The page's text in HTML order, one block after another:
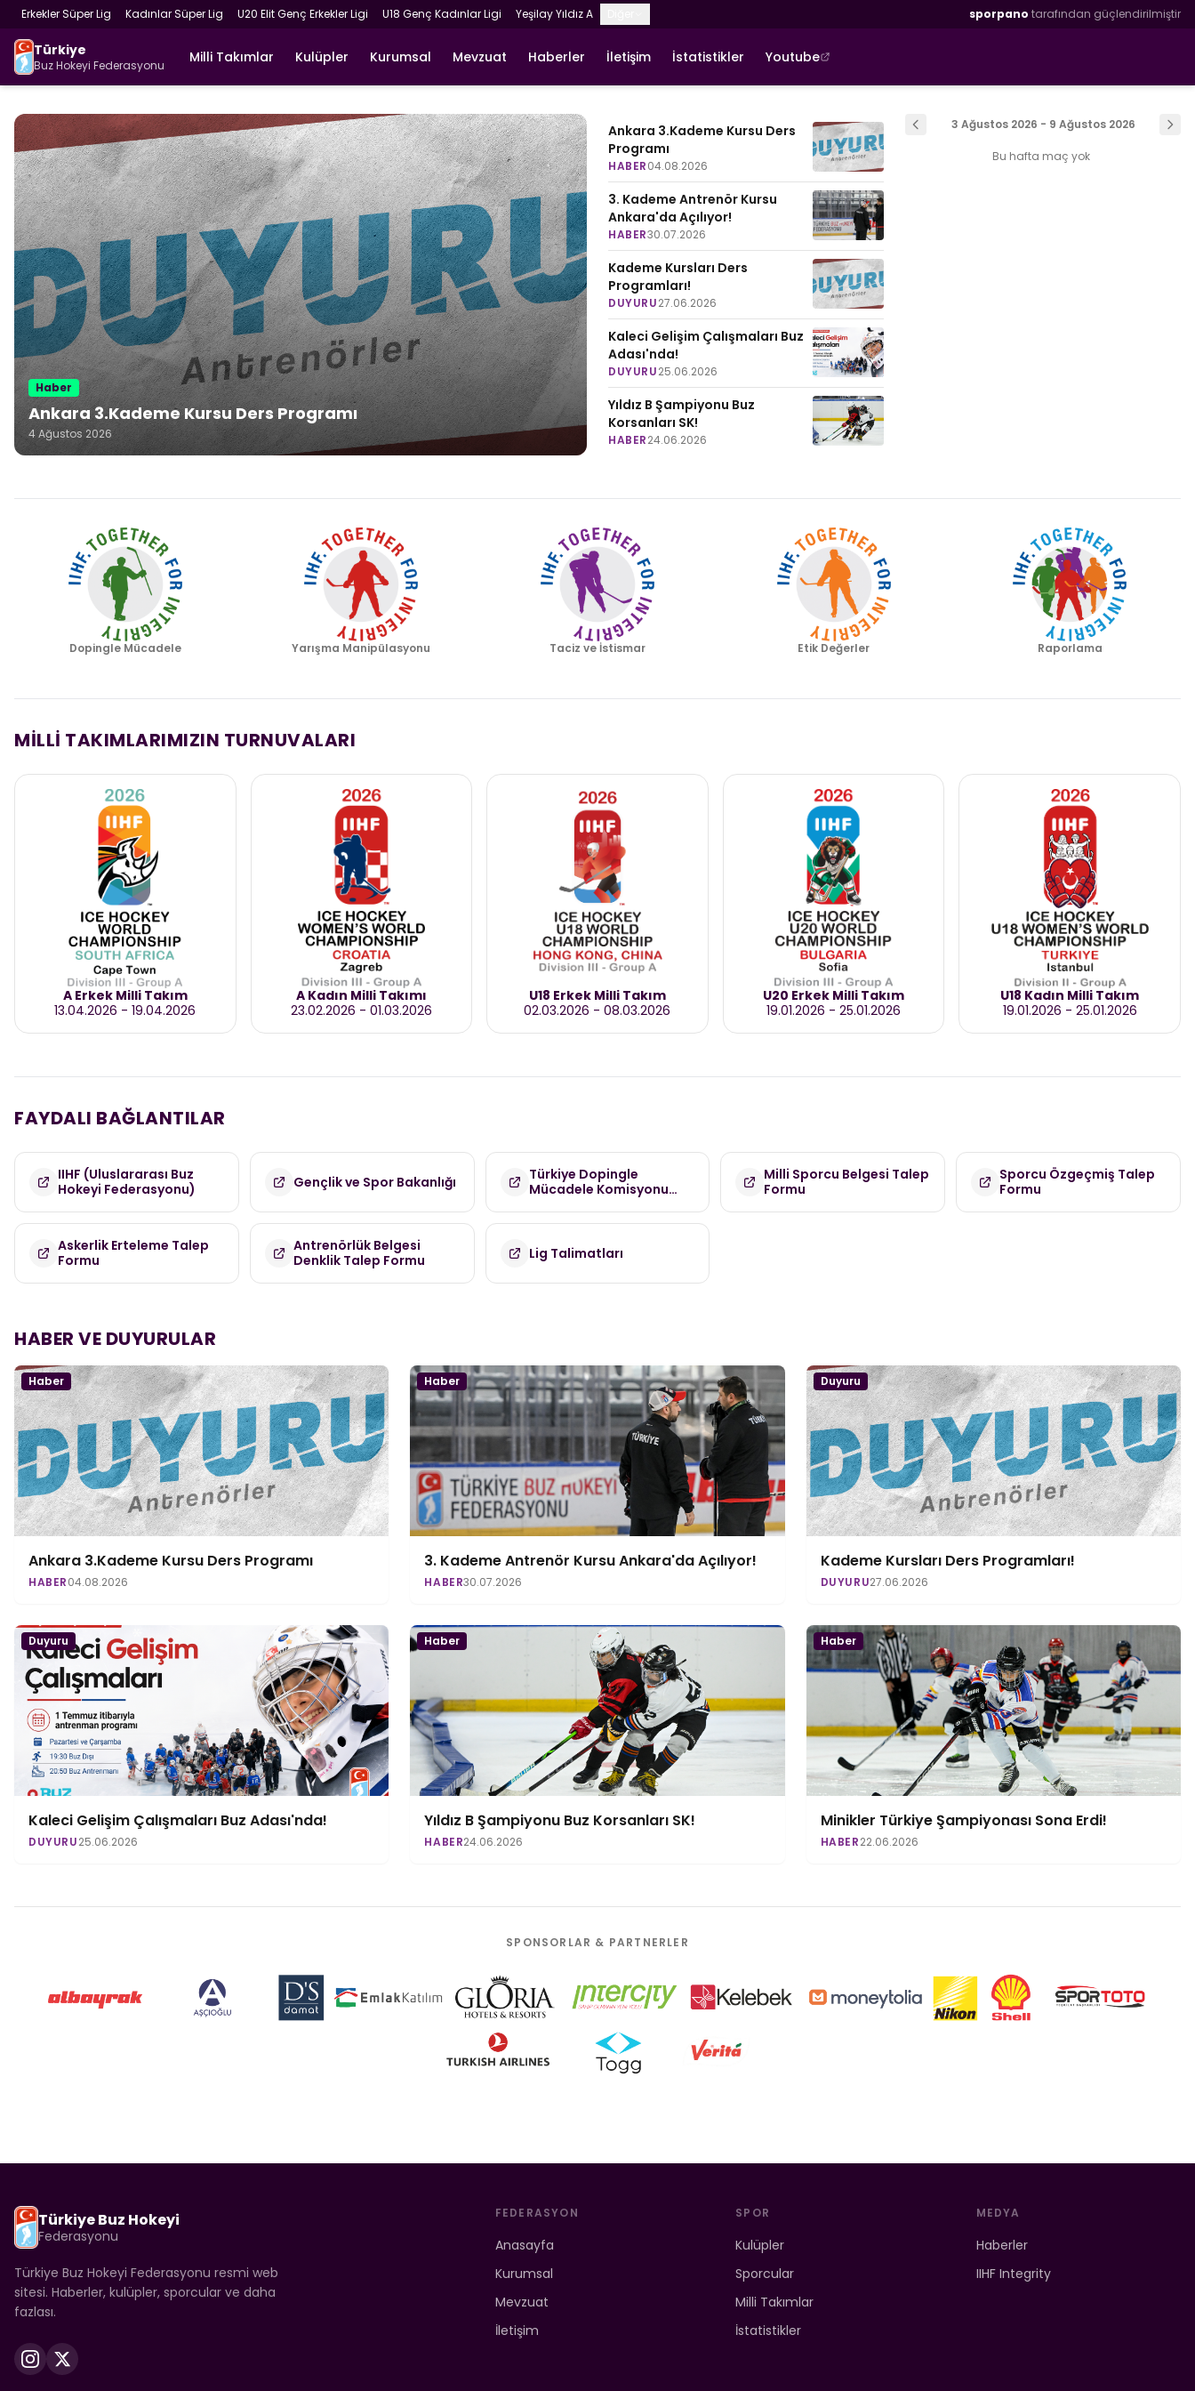
Erkekler Süper Lig Kadınlar Süper Lig U20 Elit Genç Erkekler Ligi U18 Genç Kadınlar Ligi Yeşilay Yıldız A sporpano tarafından güçlendirilmiştir
Türkiye
Buz Hokeyi Federasyonu Milli Takımlar Kulüpler Kurumsal Mevzuat Haberler İletişim İstatistikler Youtube
Haber
Ankara 3.Kademe Kursu Ders Programı
4 Ağustos 2026
Ankara 3.Kademe Kursu Ders
Programı
HABER04.08.2026
3. Kademe Antrenör Kursu
Ankara'da Açılıyor!
HABER30.07.2026
Kademe Kursları Ders
Programları!
DUYURU27.06.2026
Kaleci Gelişim Çalışmaları Buz
Adası'nda!
DUYURU25.06.2026
Yıldız B Şampiyonu Buz
Korsanları SK!
HABER24.06.2026
3 Ağustos 2026 - 9 Ağustos 2026
Bu hafta maç yok
Dopingle Mücadele Yarışma Manipülasyonu Taciz ve İstismar Etik Değerler Raporlama
MİLLİ TAKIMLARIMIZIN TURNUVALARI
A Erkek Milli Takım
13.04.2026 -19.04.2026
A Kadın Milli Takımı
23.02.2026 - 01.03.2026
U18 Erkek Milli Takım
02.03.2026 -08.03.2026
U20 Erkek Milli Takım
19.01.2026 -25.01.2026
U18 Kadın Milli Takım
19.01.2026 - 25.01.2026
FAYDALI BAĞLANTILAR
IIHF (Uluslararası Buz
Hokeyi Federasyonu)
Gençlik ve Spor Bakanlığı
Türkiye Dopingle
Mücadele Komisyonu
Milli Sporcu Belgesi Talep
Formu
Sporcu Özgeçmiş Talep
Formu
Askerlik Erteleme Talep
Formu
Antrenörlük Belgesi
Denklik Talep Formu
Lig Talimatları
HABER VE DUYURULAR
Haber
Ankara 3.Kademe Kursu Ders Programı
HABER04.08.2026
Haber
3. Kademe Antrenör Kursu Ankara'da Açılıyor!
HABER30.07.2026
Duyuru
Kademe Kursları Ders Programları!
DUYURU27.06.2026
Duyuru
Kaleci Gelişim Çalışmaları Buz Adası'nda!
DUYURU25.06.2026
Haber
Yıldız B Şampiyonu Buz Korsanları SK!
HABER24.06.2026
Haber
Minikler Türkiye Şampiyonası Sona Erdi!
HABER22.06.2026
SPONSORLAR & PARTNERLER
Türkiye Buz Hokeyi
Federasyonu
Türkiye Buz Hokeyi Federasyonu resmi web
sitesi. Haberler, kulüpler, sporcular ve daha
fazlası.
FEDERASYON
Anasayfa
Kurumsal
Mevzuat
İletişim
SPOR
Kulüpler
Sporcular
Milli Takımlar
İstatistikler
MEDYA
Haberler
IIHF Integrity